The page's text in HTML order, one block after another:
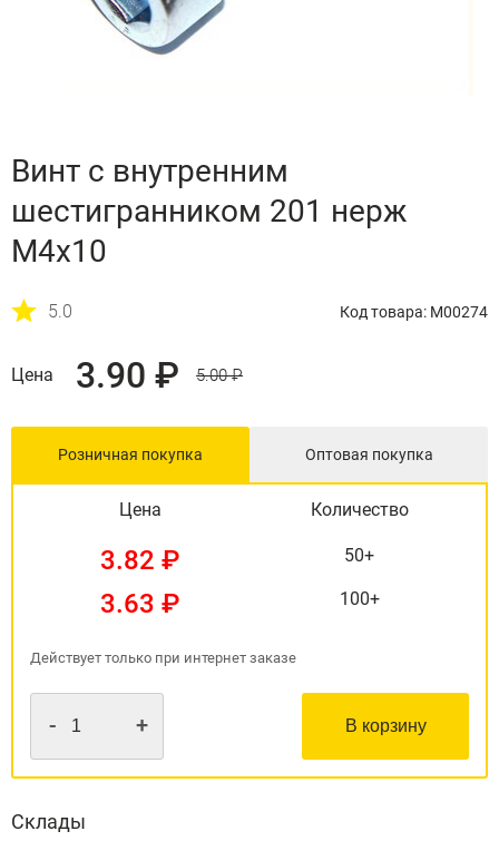
Винт с внутренним
шестигранником 201 нерж
М4х10
5.0 Код товара: M00274
Цена 3.90 ₽ 5.00 ₽
Розничная покупка Оптовая покупка
Цена Количество
3.82 ₽ 50+
3.63 ₽ 100+
- + В корзину
Действует только при интернет заказе
Склады